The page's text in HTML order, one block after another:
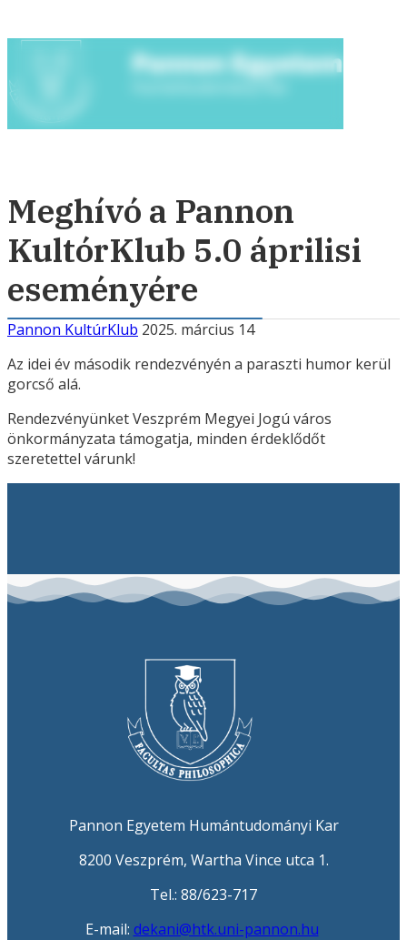
Meghívó a Pannon
KultórKlub 5.0 áprilisi
eseményére
Pannon KultúrKlub 2025. március 14
Az idei év második rendezvényén a paraszti humor kerül
gorcső alá.
Rendezvényünket Veszprém Megyei Jogú város
önkormányzata támogatja, minden érdeklődőt
szeretettel várunk!
Pannon Egyetem Humántudományi Kar
8200 Veszprém, Wartha Vince utca 1.
Tel.: 88/623-717
E-mail: dekani@htk.uni-pannon.hu